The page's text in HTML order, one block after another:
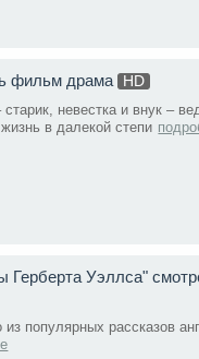
фильм драма
HD
невестка и внук –
в далекой степи
Уэллса"
из популярных рассказов